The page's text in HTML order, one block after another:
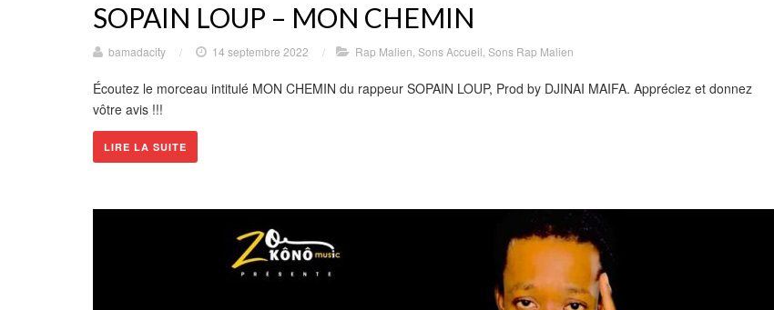
SOPAIN LOUP – MON CHEMIN
bamadacity / 14 septembre 2022 / Rap Malien Sons Accueil Sons Rap Malien
Écoutez le morceau intitulé MON CHEMIN du rappeur SOPAIN LOUP, Prod by DJINAI MAIFA. Appréciez et donnez
vôtre avis !!!
LIRE LA SUITE